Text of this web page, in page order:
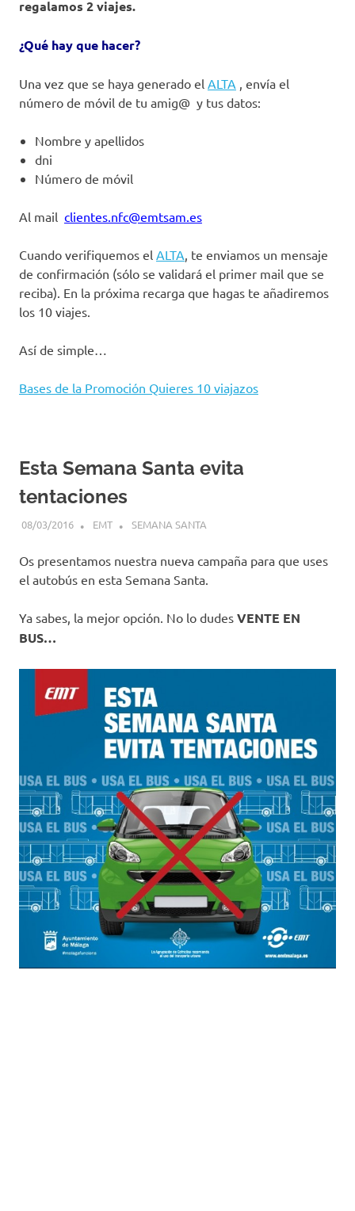
regalamos 2 viajes.
¿Qué hay que hacer?
Una vez que se haya generado el ALTA , envía el
número de móvil de tu amig@ y tus datos:
Nombre y apellidos
dni
Número de móvil
Al mail clientes.nfc@emtsam.es
Cuando verifiquemos el ALTA, te enviamos un mensaje
de confirmación (sólo se validará el primer mail que se
reciba). En la próxima recarga que hagas te añadiremos
los 10 viajes.
Así de simple…
Bases de la Promoción Quieres 10 viajazos
Esta Semana Santa evita
tentaciones
08/03/2016 EMT SEMANA SANTA
Os presentamos nuestra nueva campaña para que uses
el autobús en esta Semana Santa.
Ya sabes, la mejor opción. No lo dudes VENTE EN
BUS…